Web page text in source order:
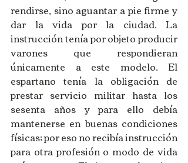
rendirse, sino aguantar a pie firme y
dar la vida por la ciudad. La
instrucción tenía por objeto producir
varones que respondieran
únicamente a este modelo. El
espartano tenía la obligación de
prestar servicio militar hasta los
sesenta años y para ello debía
mantenerse en buenas condiciones
físicas; por eso no recibía instrucción
para otra profesión o modo de vida